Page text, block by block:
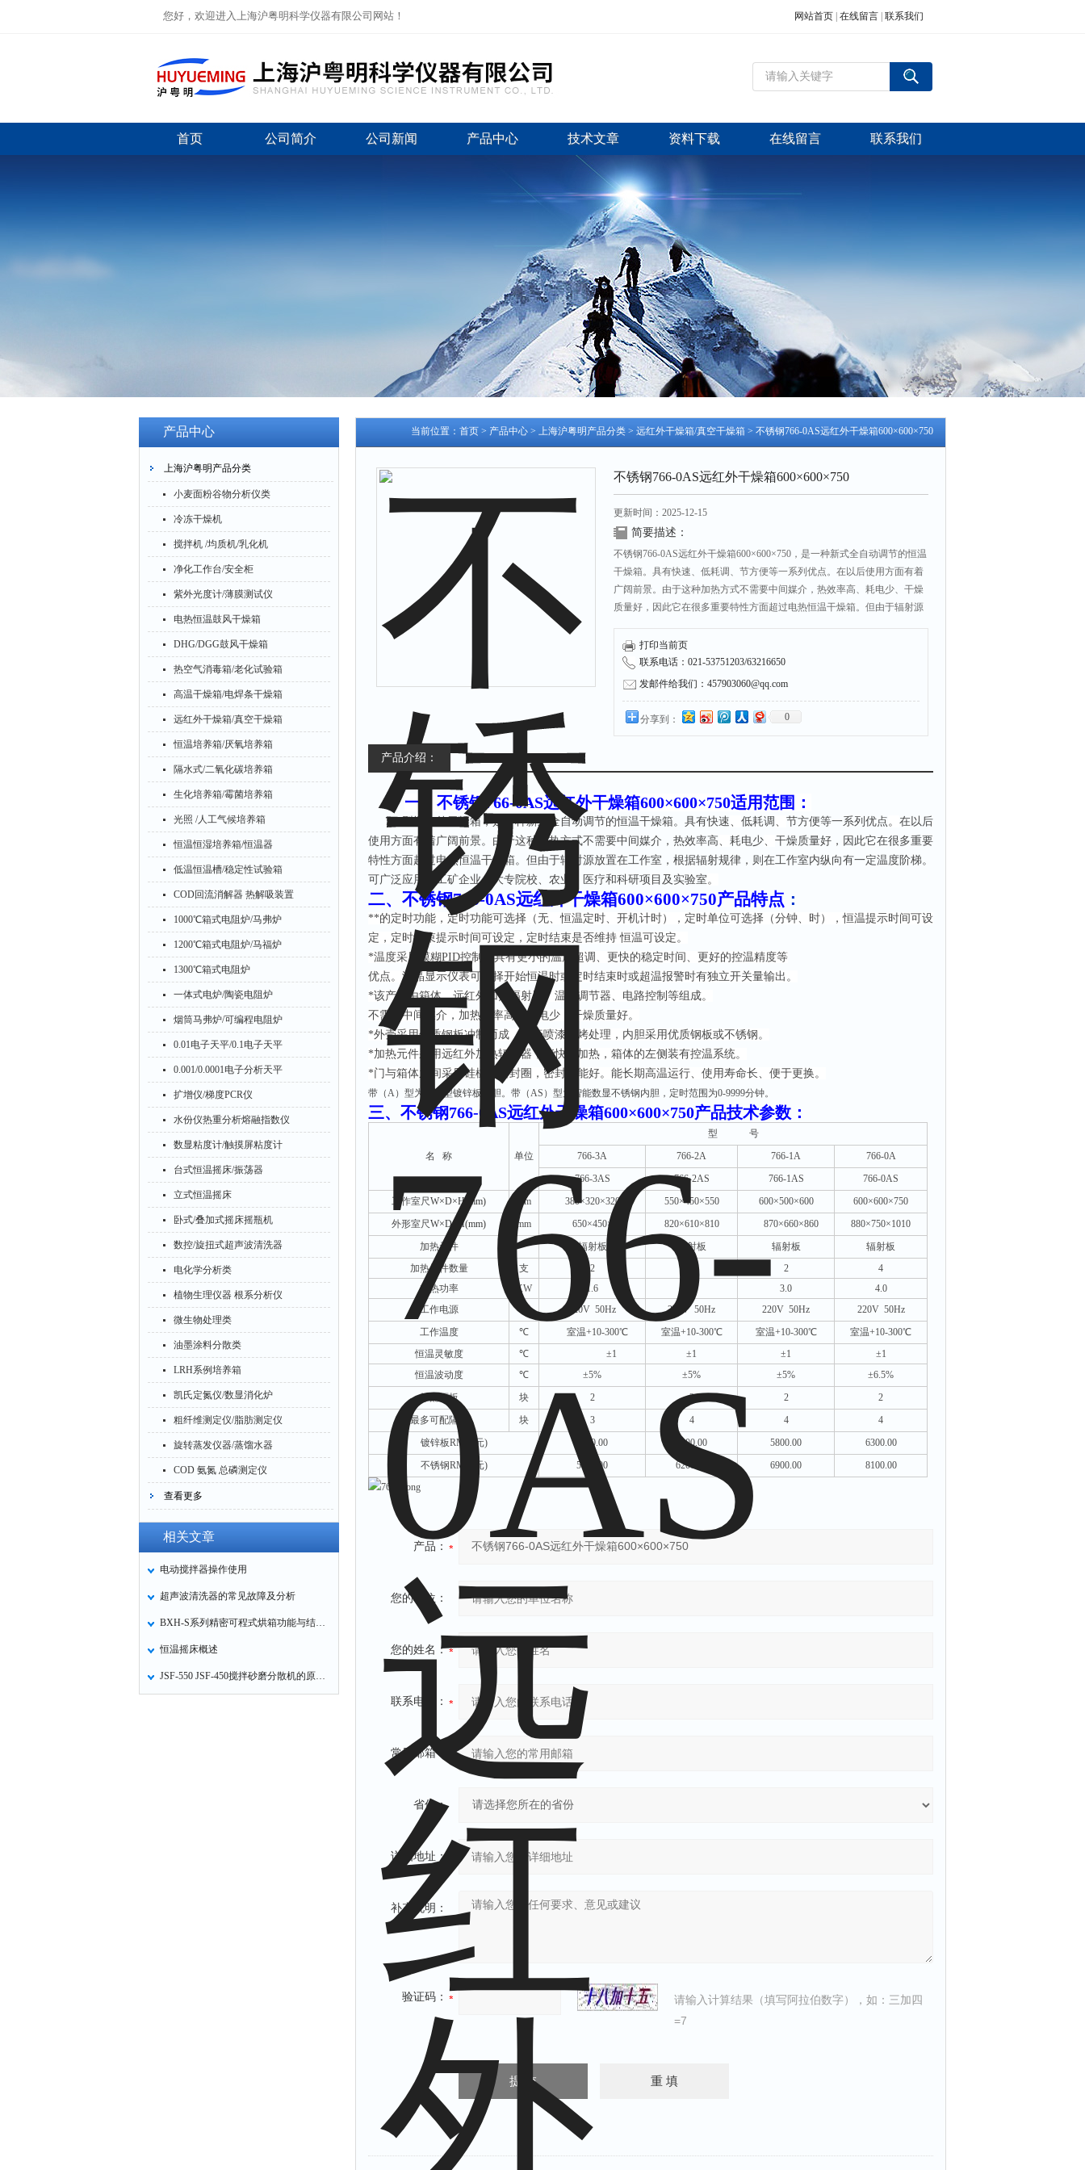
您好，欢迎进入上海沪粤明科学仪器有限公司网站！ 网站首页 在线留言 联系我们
首页 公司简介 公司新闻 产品中心 技术文章 资料下载 在线留言 联系我们
产品中心
上海沪粤明产品分类
小麦面粉谷物分析仪类
冷冻干燥机
搅拌机 /均质机/乳化机
净化工作台/安全柜
紫外光度计/薄膜测试仪
电热恒温鼓风干燥箱
DHG/DGG鼓风干燥箱
热空气消毒箱/老化试验箱
高温干燥箱/电焊条干燥箱
远红外干燥箱/真空干燥箱
恒温培养箱/厌氧培养箱
隔水式/二氧化碳培养箱
生化培养箱/霉菌培养箱
光照 /人工气候培养箱
恒温恒湿培养箱/恒温器
低温恒温槽/稳定性试验箱
COD回流消解器 热解吸装置
1000℃箱式电阻炉/马弗炉
1200℃箱式电阻炉/马福炉
1300℃箱式电阻炉
一体式电炉/陶瓷电阻炉
烟筒马弗炉/可编程电阻炉
0.01电子天平/0.1电子天平
0.001/0.0001电子分析天平
扩增仪/梯度PCR仪
水份仪热重分析熔融指数仪
数显粘度计/触摸屏粘度计
台式恒温摇床/振荡器
立式恒温摇床
卧式/叠加式摇床摇瓶机
数控/旋扭式超声波清洗器
电化学分析类
植物生理仪器 根系分析仪
微生物处理类
油墨涂料分散类
LRH系例培养箱
凯氏定氮仪/数显消化炉
粗纤维测定仪/脂肪测定仪
旋转蒸发仪器/蒸馏水器
COD 氨氮 总磷测定仪
查看更多
相关文章
电动搅拌器操作使用
超声波清洗器的常见故障及分析
BXH-S系列精密可程式烘箱功能与结构特点
恒温摇床概述
JSF-550 JSF-450搅拌砂磨分散机的原理和应用
当前位置： 首页 > 产品中心 > 上海沪粤明产品分类 > 远红外干燥箱/真空干燥箱 > 不锈钢766-0AS远红外干燥箱600×600×750
不锈钢766-0AS远红外干燥箱600×600×750
更新时间：2025-12-15
简要描述：
不锈钢766-0AS远红外干燥箱600×600×750，是一种新式全自动调节的恒温
干燥箱。具有快速、低耗调、节方便等一系列优点。在以后使用方面有着
广阔前景。由于这种加热方式不需要中间媒介，热效率高、耗电少、干燥
质量好，因此它在很多重要特性方面超过电热恒温干燥箱。但由于辐射源
泛应用于工矿企业、大专院校、农业、医疗和科研项目及实验室。
打印当前页
联系电话：021-53751203/63216650
发邮件给我们：457903060@qq.com
分享到： 0
产品介绍：
一、 不锈钢766-0AS远红外干燥箱600×600×750适用范围：
766型远红外干燥箱，是一种新式全自动调节的恒温干燥箱。具有快速、 低耗调 、 节方便等一系列优点。 在以后
使用方面有着广阔前景。由于这种加热方式不需要中间媒介，热效率高、 耗电少、 干燥质量好，因此它在很多重要
特性方面超过电热恒温干燥箱。但由于辐射源放置在工作室，根据辐射规律，则在工作室内纵向有一定温度阶梯。
可广泛应用于工矿企业、大专院校、农业、医疗和科研项目及实验室。
二、 不锈钢766-0AS远红外干燥箱600×600×750产品特点 ：
**的定时功能，定时功能可选择（无、恒温定时、开机计时），定时单位可选择（分钟、时），恒温提示时间可设
定，定时结束提示时间可设定，定时结束是否维持 恒温可设定。
*温度采用模糊PID控制，具有更小的温度超调、更快的稳定时间、更好的控温精度等
优点。液晶显示仪表可选择开始恒温时或定时结束时或超温报警时有独立开关量输出。
*该产品由箱体、远红外加热幅射器、温度调节器、电路控制等组成。
不需要中间媒介，加热效率高，耗电少，干燥质量好。
*外壳采用优质钢板冲制而成，外壳喷漆烘烤处理，内胆采用优质钢板或不锈钢。
*加热元件采用远红外加热辐射器，能快速加热，箱体的左侧装有控温系统。
*门与箱体之间采用硅橡胶密封圈，密封性能好。能长期高温运行、使用寿命长、便于更换。
带（A）型为普通型镀锌板内胆。带（AS）型为智能数显不锈钢内胆，定时范围为0-9999分钟。
三、 不锈钢766-0AS远红外干燥箱600×600×750产品技术参数：
名 称 单位
型
号
766-3A
766-2A 766-1A
766-0A
766-3AS
766-2AS 766-1AS
766-0AS
工作室尺W×D×H(mm) mm 380×320×320 550×450×550 600×500×600
600×600×750
外形室尺W×D×H(mm) mm 650×450×550 820×610×810 870×660×860
880×750×1010
加热元件
辐射板 辐射板 辐射板
辐射板
加热元件数量
支 2 2
4
加热功率
KW 1.6 3.0
4.0
工作电源
220V 50Hz 220V 50Hz 220V 50Hz
220V 50Hz
工作温度
℃ 室温+10-300℃ 室温+10-300℃ 室温+10-300℃ 室温+10-300℃
恒温灵敏度
℃ ±1 ±1 ±1
±1
恒温波动度
℃ ±5% ±5% ±5%
±6.5%
标配隔板
块 2 2 2
2
最多可配隔板
块 3 4 4
4
镀锌板RMB(元) 4200.00 5100.00 5800.00
6300.00
不锈钢RMB(元) 5600.00 6200.00 6900.00 8100.00
产品：
您的单位：
您的姓名：
联系电话：
常用邮箱：
省份：
详细地址：
补充说明：
验证码：
请输入计算结果（填写阿拉伯数字），如：三加四
=7